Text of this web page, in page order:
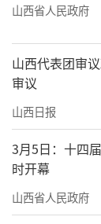
山西省人民政府
山西代表团审
审议
山西日报
3月5日：十四
时开幕
山西省人民政府